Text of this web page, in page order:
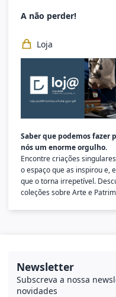
A não perder!
Loja
Saber que podemos fazer
nós um enorme orgulho.
Encontre criações
o espaço que as inspirou e,
que o torna irrepetível.
coleções sobre Arte e
Newsletter
Subscreva a nossa
novidades